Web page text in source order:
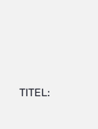
TITEL: